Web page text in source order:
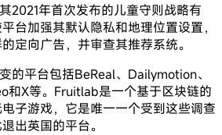
2021年首次发布的儿童守则战略有
台加强其默认隐私和地理位置设置，
定向广告，并审查其推荐系统。
的平台包括BeReal、Dailymotion、
X等。Fruitlab是一个基于区块链的
子游戏，它是唯一一个受到这些调查
出英国的平台。